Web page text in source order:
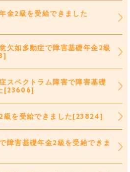
金2級を受給できました
欠如多動症で障害基礎年金2級
スペクトラム障害で障害基礎
[23606]
級を受給できました[23824]
障害基礎年金2級を受給できま